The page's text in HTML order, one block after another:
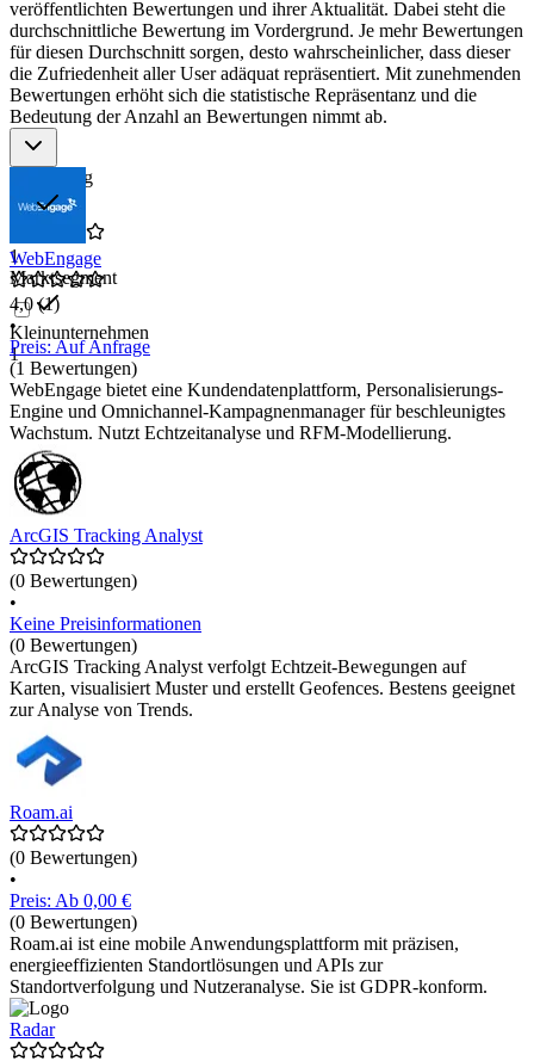
bestehenden Sicherheits- oder Managementsystemen.
Analysefunktionen: Auswertung von Daten für verbesserte
Entscheidungsfindung.
Benutzerfreundlichkeit: Einfache Bedienung und klare
Benutzeroberfläche.
veröffentlichten Bewertungen und ihrer Aktualität. Dabei steht die
durchschnittliche Bewertung im Vordergrund. Je mehr Bewertungen
für diesen Durchschnitt sorgen, desto wahrscheinlicher, dass dieser
die Zufriedenheit aller User adäquat repräsentiert. Mit zunehmenden
Bewertungen erhöht sich die statistische Repräsentanz und die
Bedeutung der Anzahl an Bewertungen nimmt ab.
Bewertung
1
Marktsegment
Kleinunternehmen
1
WebEngage
4,0(1)
•
Preis: Auf Anfrage
(1 Bewertungen)
WebEngage bietet eine Kundendatenplattform, Personalisierungs-
Engine und Omnichannel-Kampagnenmanager für beschleunigtes
Wachstum. Nutzt Echtzeitanalyse und RFM-Modellierung.
ArcGIS Tracking Analyst
(0 Bewertungen)
•
Keine Preisinformationen
(0 Bewertungen)
ArcGIS Tracking Analyst verfolgt Echtzeit-Bewegungen auf
Karten, visualisiert Muster und erstellt Geofences. Bestens geeignet
zur Analyse von Trends.
Roam.ai
(0 Bewertungen)
•
Preis: Ab 0,00 €
(0 Bewertungen)
Roam.ai ist eine mobile Anwendungsplattform mit präzisen,
energieeffizienten Standortlösungen und APIs zur
Standortverfolgung und Nutzeranalyse. Sie ist GDPR-konform.
Radar